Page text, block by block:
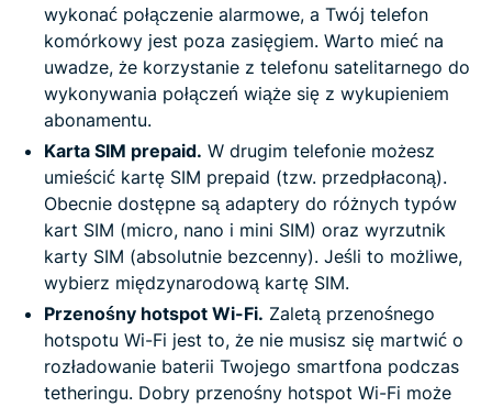
wykonać połączenie alarmowe, a Twój telefon
komórkowy jest poza zasięgiem. Warto mieć na
uwadze, że korzystanie z telefonu satelitarnego do
wykonywania połączeń wiąże się z wykupieniem
abonamentu.
Karta SIM prepaid. W drugim telefonie możesz
umieścić kartę SIM prepaid (tzw. przedpłaconą).
Obecnie dostępne są adaptery do różnych typów
kart SIM (micro, nano i mini SIM) oraz wyrzutnik
karty SIM (absolutnie bezcenny). Jeśli to możliwe,
wybierz międzynarodową kartę SIM.
Przenośny hotspot Wi-Fi. Zaletą przenośnego
hotspotu Wi-Fi jest to, że nie musisz się martwić o
rozładowanie baterii Twojego smartfona podczas
tetheringu. Dobry przenośny hotspot Wi-Fi może